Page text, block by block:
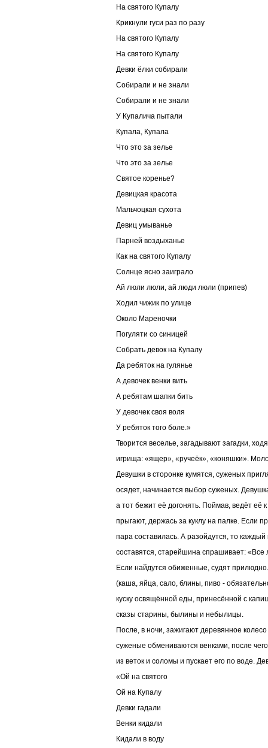
На святого Купалу
Крикнули гуси раз по разу
На святого Купалу
На святого Купалу
Девки ёлки собирали
Собирали и не знали
Собирали и не знали
У Купалича пытали
Купала, Купала
Что это за зелье
Что это за зелье
Святое коренье?
Девицкая красота
Мальчоцкая сухота
Девиц умыванье
Парней воздыханье
Как на святого Купалу
Солнце ясно заиграло
Ай люли люли, ай люди люли (припев)
Ходил чижик по улице
Около Мареночки
Погуляти со синицей
Собрать девок на Купалу
Да ребяток на гулянье
А девочек венки вить
А ребятам шапки бить
У девочек своя воля
У ребяток того боле.»
Творится веселье, загадывают загадки,
игрища: «ящер», «ручеёк», «коняшки».
Девушки в сторонке кумятся, суженых
осядет, начинается выбор суженых.
а тот бежит её догонять. Поймав, ведёт её
прыгают, держась за куклу на палке. Если
пара составилась. А разойдутся, то
составятся, старейшина спрашивает:
Если найдутся обиженные, судят
(каша, яйца, сало, блины, пиво -
куску освящённой еды, принесённой с
сказы старины, былины и небылицы.
После, в ночи, зажигают деревянное
суженые обмениваются венками, после
из веток и соломы и пускает его по воде.
«Ой на святого
Ой на Купалу
Девки гадали
Венки кидали
Кидали в воду